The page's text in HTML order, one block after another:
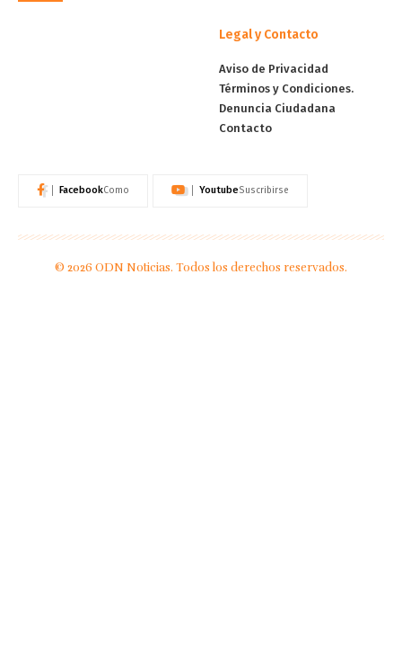
Legal y Contacto
Aviso de Privacidad
Términos y Condiciones.
Denuncia Ciudadana
Contacto
FacebookComo YoutubeSuscribirse
© 2026 ODN Noticias. Todos los derechos reservados.